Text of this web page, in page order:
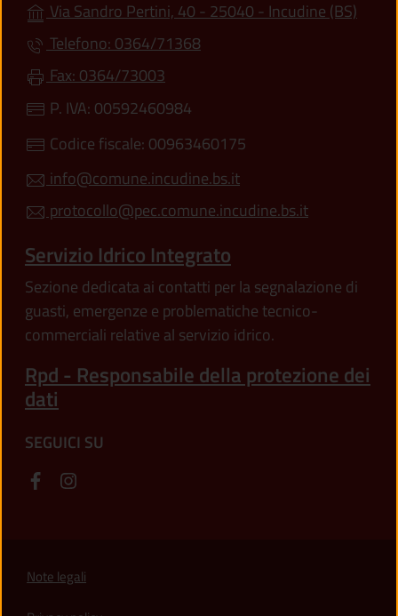
Via Sandro Pertini, 40 - 25040 - Incudine (BS)
Telefono: 0364/71368
Fax: 0364/73003
P. IVA: 00592460984
Codice fiscale: 00963460175
info@comune.incudine.bs.it
protocollo@pec.comune.incudine.bs.it
Servizio Idrico Integrato
Sezione dedicata ai contatti per la segnalazione di
guasti, emergenze e problematiche tecnico-
commerciali relative al servizio idrico.
Rpd - Responsabile della protezione dei
dati
SEGUICI SU
Note legali